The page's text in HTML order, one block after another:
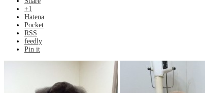
+1
Hatena
Pocket
RSS
feedly
Pin it